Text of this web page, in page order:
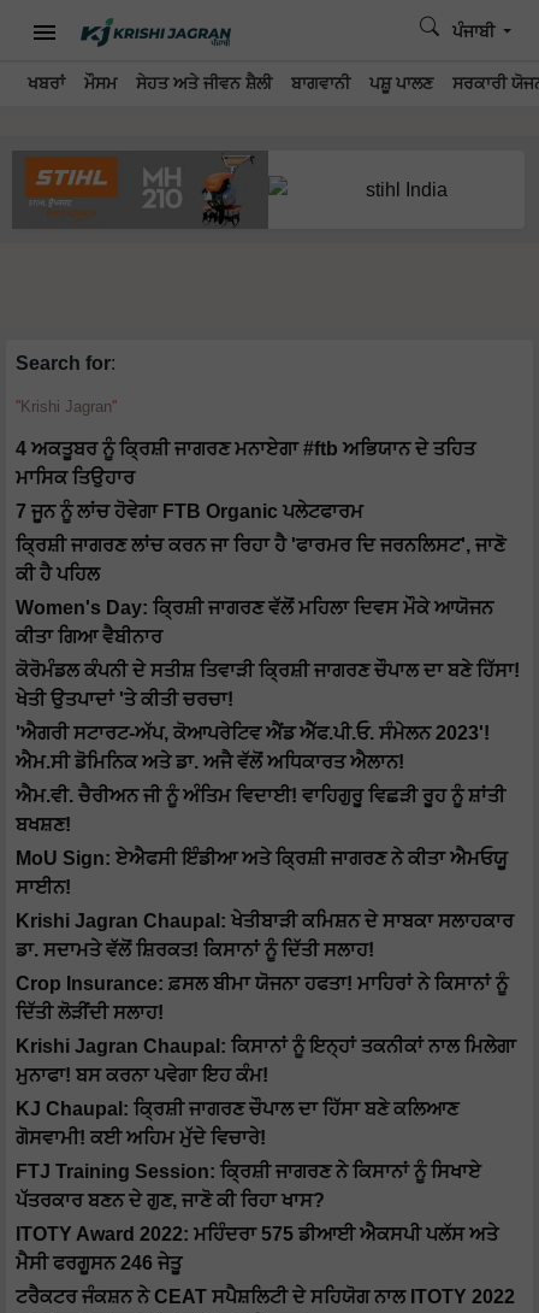
ਖਬਰਾਂ ਮੌਸਮ ਸੇਹਤ ਅਤੇ ਜੀਵਨ ਸ਼ੈਲੀ ਬਾਗਵਾਨੀ ਪਸ਼ੂ ਪਾਲਣ ਸਰਕਾਰੀ
ਪੰਜਾਬੀ
Search for:
Krishi Jagran
4 ਅਕਤੂਬਰ ਨੂੰ ਕ੍ਰਿਸ਼ੀ ਜਾਗਰਣ ਮਨਾਏਗਾ #ftb ਅਭਿਯਾਨ ਦੇ ਤਹਿਤ
ਮਾਸਿਕ ਤਿਉਹਾਰ
7 ਜੂਨ ਨੂੰ ਲਾਂਚ ਹੋਵੇਗਾ FTB Organic ਪਲੇਟਫਾਰਮ
ਕ੍ਰਿਸ਼ੀ ਜਾਗਰਣ ਲਾਂਚ ਕਰਨ ਜਾ ਰਿਹਾ ਹੈ 'ਫਾਰਮਰ ਦਿ ਜਰਨਲਿਸਟ', ਜਾਣੋ
ਕੀ ਹੈ ਪਹਿਲ
Women's Day: ਕ੍ਰਿਸ਼ੀ ਜਾਗਰਣ ਵੱਲੋਂ ਮਹਿਲਾ ਦਿਵਸ ਮੌਕੇ ਆਯੋਜਨ
ਕੀਤਾ ਗਿਆ ਵੈਬੀਨਾਰ
ਕੋਰੋਮੰਡਲ ਕੰਪਨੀ ਦੇ ਸਤੀਸ਼ ਤਿਵਾੜੀ ਕ੍ਰਿਸ਼ੀ ਜਾਗਰਣ ਚੌਪਾਲ ਦਾ ਬਣੇ ਹਿੱਸਾ!
ਖੇਤੀ ਉਤਪਾਦਾਂ 'ਤੇ ਕੀਤੀ ਚਰਚਾ!
'ਐਗਰੀ ਸਟਾਰਟ-ਅੱਪ, ਕੋਆਪਰੇਟਿਵ ਐਂਡ ਐੱਫ.ਪੀ.ਓ. ਸੰਮੇਲਨ 2023'!
ਐਮ.ਸੀ ਡੋਮਿਨਿਕ ਅਤੇ ਡਾ. ਅਜੈ ਵੱਲੋਂ ਅਧਿਕਾਰਤ ਐਲਾਨ!
ਐਮ.ਵੀ. ਚੈਰੀਅਨ ਜੀ ਨੂੰ ਅੰਤਿਮ ਵਿਦਾਈ! ਵਾਹਿਗੁਰੂ ਵਿਛੜੀ ਰੂਹ ਨੂੰ ਸ਼ਾਂਤੀ
ਬਖਸ਼ਣ!
MoU Sign: ਏਐਫਸੀ ਇੰਡੀਆ ਅਤੇ ਕ੍ਰਿਸ਼ੀ ਜਾਗਰਣ ਨੇ ਕੀਤਾ ਐਮਓਯੂ
ਸਾਈਨ!
Krishi Jagran Chaupal: ਖੇਤੀਬਾੜੀ ਕਮਿਸ਼ਨ ਦੇ ਸਾਬਕਾ ਸਲਾਹਕਾਰ
ਡਾ. ਸਦਾਮਤੇ ਵੱਲੋਂ ਸ਼ਿਰਕਤ! ਕਿਸਾਨਾਂ ਨੂੰ ਦਿੱਤੀ ਸਲਾਹ!
Crop Insurance: ਫ਼ਸਲ ਬੀਮਾ ਯੋਜਨਾ ਹਫਤਾ! ਮਾਹਿਰਾਂ ਨੇ ਕਿਸਾਨਾਂ ਨੂੰ
ਦਿੱਤੀ ਲੋੜੀਂਦੀ ਸਲਾਹ!
Krishi Jagran Chaupal: ਕਿਸਾਨਾਂ ਨੂੰ ਇਨ੍ਹਾਂ ਤਕਨੀਕਾਂ ਨਾਲ ਮਿਲੇਗਾ
ਮੁਨਾਫਾ! ਬਸ ਕਰਨਾ ਪਵੇਗਾ ਇਹ ਕੰਮ!
KJ Chaupal: ਕ੍ਰਿਸ਼ੀ ਜਾਗਰਣ ਚੌਪਾਲ ਦਾ ਹਿੱਸਾ ਬਣੇ ਕਲਿਆਣ
ਗੋਸਵਾਮੀ! ਕਈ ਅਹਿਮ ਮੁੱਦੇ ਵਿਚਾਰੇ!
FTJ Training Session: ਕ੍ਰਿਸ਼ੀ ਜਾਗਰਣ ਨੇ ਕਿਸਾਨਾਂ ਨੂੰ ਸਿਖਾਏ
ਪੱਤਰਕਾਰ ਬਣਨ ਦੇ ਗੁਣ, ਜਾਣੋ ਕੀ ਰਿਹਾ ਖਾਸ?
ITOTY Award 2022: ਮਹਿੰਦਰਾ 575 ਡੀਆਈ ਐਕਸਪੀ ਪਲੱਸ ਅਤੇ
ਮੈਸੀ ਫਰਗੂਸਨ 246 ਜੇਤੂ
ਟਰੈਕਟਰ ਜੰਕਸ਼ਨ ਨੇ CEAT ਸਪੈਸ਼ਲਿਟੀ ਦੇ ਸਹਿਯੋਗ ਨਾਲ ITOTY 2022